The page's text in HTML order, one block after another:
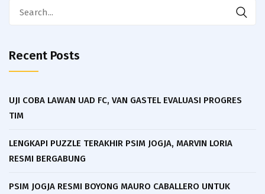
Recent Posts
UJI COBA LAWAN UAD FC, VAN GASTEL EVALUASI PROGRES
TIM
LENGKAPI PUZZLE TERAKHIR PSIM JOGJA, MARVIN LORIA
RESMI BERGABUNG
PSIM JOGJA RESMI BOYONG MAURO CABALLERO UNTUK